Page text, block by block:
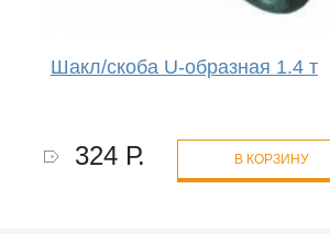
Шакл/скоба U-образная 1.4 т
324 Р. В КОРЗИНУ